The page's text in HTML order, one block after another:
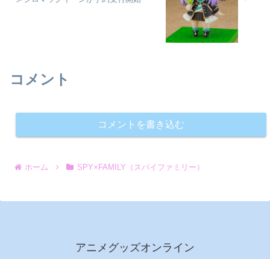
コメント
コメントを書き込む
ホーム SPY×FAMILY（スパイファミリー）
アニメグッズオンライン